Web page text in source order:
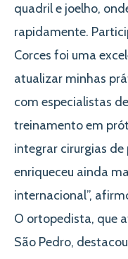
quadril e joelho,
rapidamente.
Corces foi uma
atualizar minhas
com especialistas
treinamento em
integrar cirurgias
enriqueceu ainda
internacional”,
O ortopedista, que
São Pedro,